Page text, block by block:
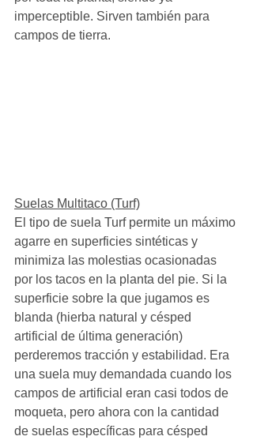
imperceptible. Sirven también para
campos de tierra.
Suelas Multitaco (Turf)
El tipo de suela Turf permite un máximo
agarre en superficies sintéticas y
minimiza las molestias ocasionadas
por los tacos en la planta del pie. Si la
superficie sobre la que jugamos es
blanda (hierba natural y césped
artificial de última generación)
perderemos tracción y estabilidad. Era
una suela muy demandada cuando los
campos de artificial eran casi todos de
moqueta, pero ahora con la cantidad
de suelas específicas para césped